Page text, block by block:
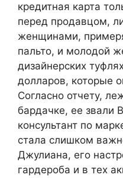
кредитная карта
перед продавцом,
женщинами,
пальто, и молодой
дизайнерских
долларов, которые
Согласно отчету,
бардачке, ее звали
консультант по
стала слишком
Джулиана, его
гардероба и в тех